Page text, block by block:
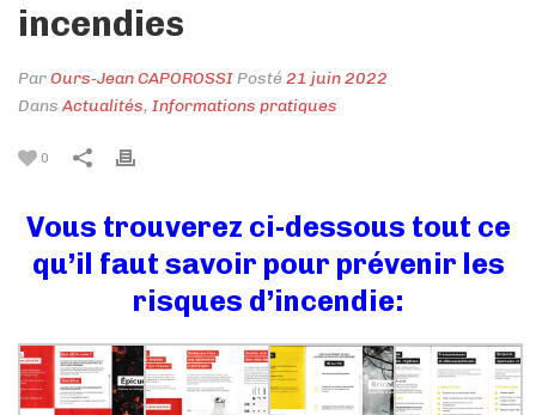
incendies
ParOurs-Jean CAPOROSSIPosté21 juin 2022
DansActualités, Informations pratiques
0
Vous trouverez ci-dessous tout ce
qu’il faut savoir pour prévenir les
risques d’incendie: